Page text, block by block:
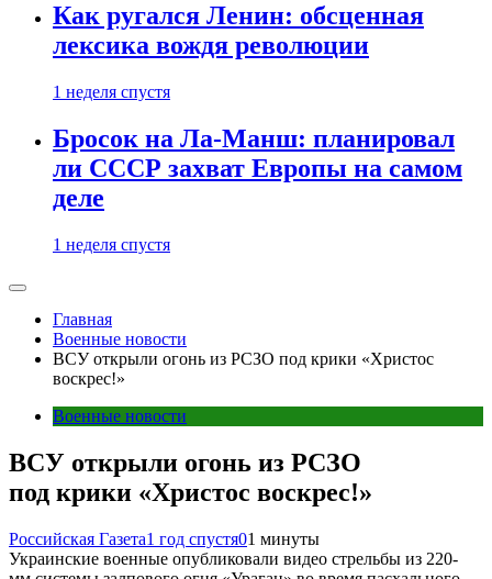
Как ругался Ленин: обсценная
лексика вождя революции
1 неделя спустя
Бросок на Ла-Манш: планировал
ли СССР захват Европы на самом
деле
1 неделя спустя
Главная
Военные новости
ВСУ открыли огонь из РСЗО под крики «Христос
воскрес!»
Военные новости
ВСУ открыли огонь из РСЗО
под крики «Христос воскрес!»
Российская Газета1 год спустя01 минуты
Украинские военные опубликовали видео стрельбы из 220-